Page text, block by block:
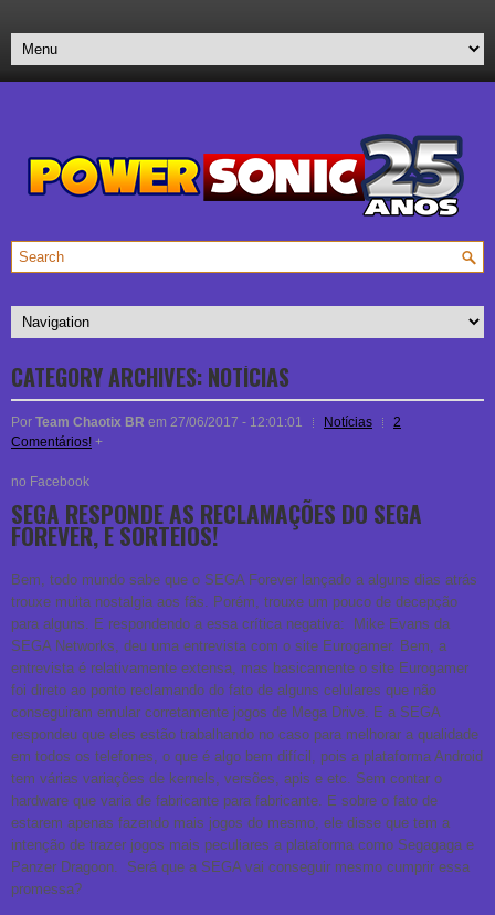
CATEGORY ARCHIVES: NOTÍCIAS
Por Team Chaotix BR em 27/06/2017 - 12:01:01 Notícias
2
Comentários! +
no Facebook
SEGA RESPONDE AS RECLAMAÇÕES DO SEGA
FOREVER, E SORTEIOS!
Bem, todo mundo sabe que o SEGA Forever lançado a alguns dias atrás
trouxe muita nostalgia aos fãs. Porém, trouxe um pouco de decepção
para alguns. E respondendo a essa crítica negativa: Mike Evans da
SEGA Networks, deu uma entrevista com o site Eurogamer. Bem, a
entrevista é relativamente extensa, mas basicamente o site Eurogamer
foi direto ao ponto reclamando do fato de alguns celulares que não
conseguiram emular corretamente jogos de Mega Drive. E a SEGA
respondeu que eles estão trabalhando no caso para melhorar a qualidade
em todos os telefones, o que é algo bem difícil, pois a plataforma Android
tem várias variações de kernels, versões, apis e etc. Sem contar o
hardware que varia de fabricante para fabricante. E sobre o fato de
estarem apenas fazendo mais jogos do mesmo, ele disse que tem a
intenção de trazer jogos mais peculiares a plataforma como Segagaga e
Panzer Dragoon. Será que a SEGA vai conseguir mesmo cumprir essa
promessa?